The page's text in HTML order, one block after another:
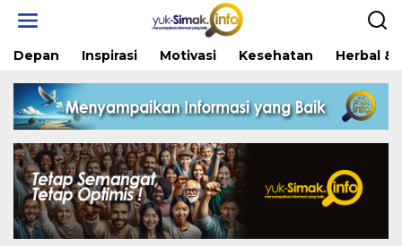
Depan Inspirasi Motivasi Kesehatan Herbal &